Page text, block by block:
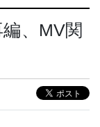
、MV関